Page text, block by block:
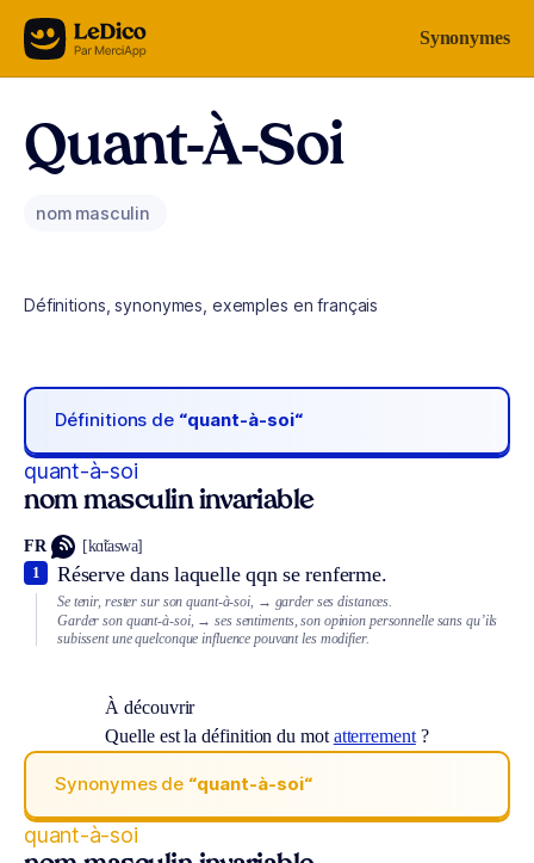
Aller au contenu Synonymes
Quant-À-Soi
nom masculin
Définitions, synonymes, exemples en français
Définitions de “quant-à-soi“
quant-à-soi
nom masculin invariable
FR [kɑ̃taswa]
Réserve dans laquelle qqn se renferme.
1
Se tenir, rester sur son quant-à-soi, → garder ses distances.
Garder son quant-à-soi, → ses sentiments, son opinion personnelle sans qu’ils
subissent une quelconque influence pouvant les modifier.
À découvrir
Quelle est la définition du mot atterrement?
Synonymes de “quant-à-soi“
quant-à-soi